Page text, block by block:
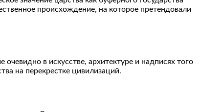
происхождение, на которое претендовали
в искусстве, архитектуре и надписях того
на перекрестке цивилизаций.